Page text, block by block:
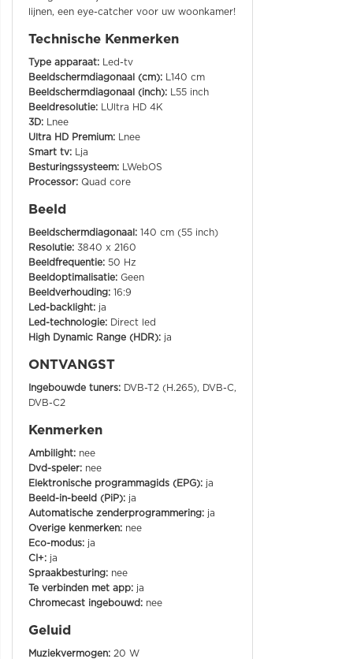
lijnen, een eye-catcher voor uw woonkamer!
Technische Kenmerken
Type apparaat: Led-tv
Beeldschermdiagonaal (cm):
L140 cm
Beeldschermdiagonaal (inch):
L55 inch
Beeldresolutie:
LUltra HD 4K
3D:
Lnee
Ultra HD Premium:
Lnee
Smart tv:
Lja
Besturingssysteem:
LWebOS
Processor: Quad core
Beeld
Beeldschermdiagonaal: 140 cm (55 inch)
Resolutie: 3840 x 2160
Beeldfrequentie: 50 Hz
Beeldoptimalisatie: Geen
Beeldverhouding: 16:9
Led-backlight: ja
Led-technologie: Direct led
High Dynamic Range (HDR): ja
ONTVANGST
Ingebouwde tuners: DVB-T2 (H.265), DVB-C,
DVB-C2
Kenmerken
Ambilight: nee
Dvd-speler: nee
Elektronische programmagids (EPG): ja
Beeld-in-beeld (PiP): ja
Automatische zenderprogrammering: ja
Overige kenmerken: nee
Eco-modus: ja
CI+: ja
Spraakbesturing: nee
Te verbinden met app: ja
Chromecast ingebouwd: nee
Geluid
Muziekvermogen: 20 W